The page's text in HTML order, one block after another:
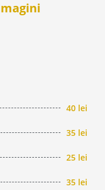
40 lei
35 lei
25 lei
35 lei